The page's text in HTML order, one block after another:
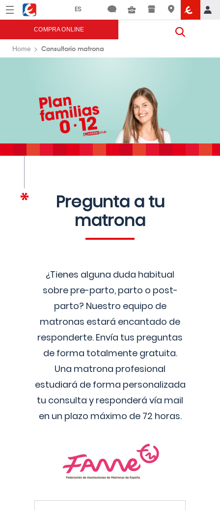
Menú Eroski
COMPRA ONLINE
Home Consultorio matrona
Pregunta a tu
matrona
¿Tienes alguna duda habitual
sobre pre-parto, parto o post-
parto? Nuestro equipo de
matronas estará encantado de
responderte. Envía tus preguntas
de forma totalmente gratuita.
Una matrona profesional
estudiará de forma personalizada
tu consulta y responderá vía mail
en un plazo máximo de 72 horas.